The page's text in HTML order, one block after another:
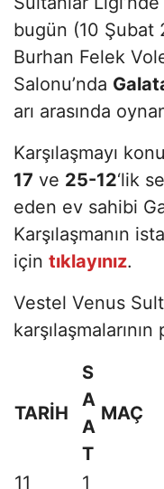
bugün (10 Şubat
Burhan Felek
Salonu’nda
arı arasında
17ve25-12 ‘lik
eden ev sahibi
Karşılaşmanın
içintıklayınız.
TARİH
A
A
T
1